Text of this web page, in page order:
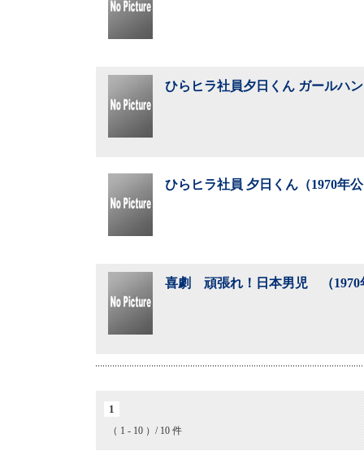
ひらヒラ社員夕日くん ガールハ
ひらヒラ社員 夕日くん（1970年
喜劇 頑張れ！日本男児 （1970
1
（ 1 - 10 ）/ 10 件